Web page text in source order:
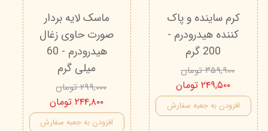
کرم ساینده و پاک
کننده هیدرودرم -
200 گرم
۳۵۹,۹۰۰ تومان
۲۴۹,۵۰۰ تومان
افزودن به جعبه سفارش
ماسک لایه بردار
صورت حاوی زغال
هیدرودرم - 60
میلی گرم
۲۹۹,۰۰۰ تومان
۲۴۴,۸۰۰ تومان
افزودن به جعبه سفارش